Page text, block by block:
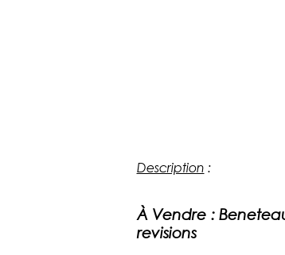
Description :
À Vendre :
revisions